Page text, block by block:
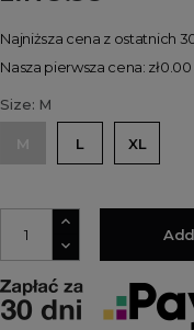
Najniższa cena z ostatnich
Nasza pierwsza cena: zł0.00
Size: M
M L XL